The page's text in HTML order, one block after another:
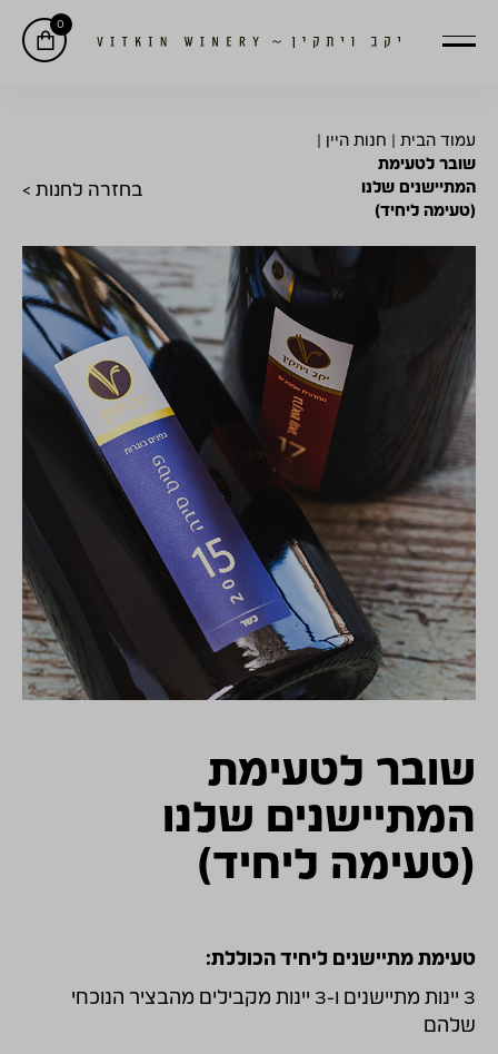
0
עמוד הבית חנות היין
שובר לטעימת
המתיישנים שלנו
(טעימה ליחיד)
בחזרה לחנות >
שובר לטעימת
המתיישנים שלנו
(טעימה ליחיד)
טעימת מתיישנים ליחיד הכוללת:
3 יינות מתיישנים ו-3 יינות מקבילים מהבציר הנוכחי
שלהם